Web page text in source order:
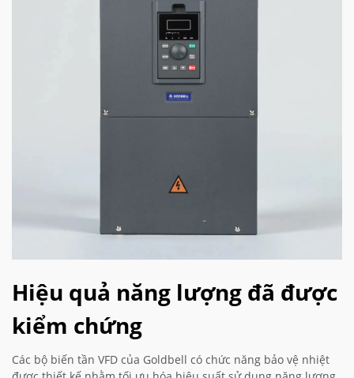
Hiệu quả năng lượng đã được
kiểm chứng
Các bộ biến tần VFD của Goldbell có chức năng bảo vệ nhiệt